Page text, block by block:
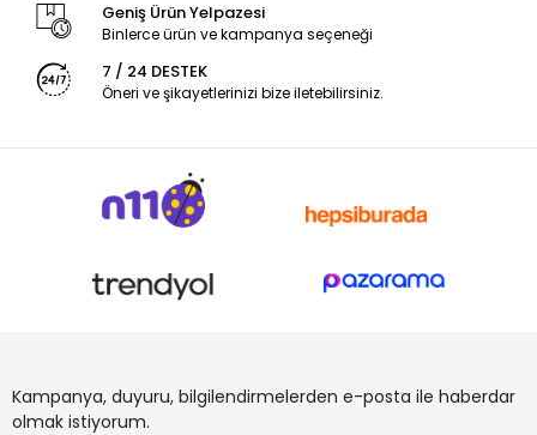
Geniş Ürün Yelpazesi
Binlerce ürün ve kampanya seçeneği
7 / 24 DESTEK
Öneri ve şikayetlerinizi bize iletebilirsiniz.
Kampanya, duyuru, bilgilendirmelerden e-posta ile haberdar
olmak istiyorum.